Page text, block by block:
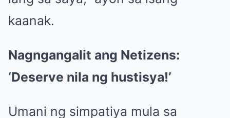
kaanak.
Nagngangalit ang Netizens:
‘Deserve nila ng hustisya!’
Umani ng simpatiya mula sa